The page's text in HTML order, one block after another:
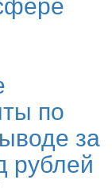
по
за
рублей